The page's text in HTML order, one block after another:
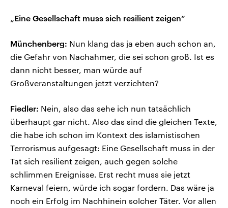
„Eine Gesellschaft muss sich resilient zeigen“
Münchenberg: Nun klang das ja eben auch schon an,
die Gefahr von Nachahmer, die sei schon groß. Ist es
dann nicht besser, man würde auf
Großveranstaltungen jetzt verzichten?
Fiedler: Nein, also das sehe ich nun tatsächlich
überhaupt gar nicht. Also das sind die gleichen Texte,
die habe ich schon im Kontext des islamistischen
Terrorismus aufgesagt: Eine Gesellschaft muss in der
Tat sich resilient zeigen, auch gegen solche
schlimmen Ereignisse. Erst recht muss sie jetzt
Karneval feiern, würde ich sogar fordern. Das wäre ja
noch ein Erfolg im Nachhinein solcher Täter. Vor allen